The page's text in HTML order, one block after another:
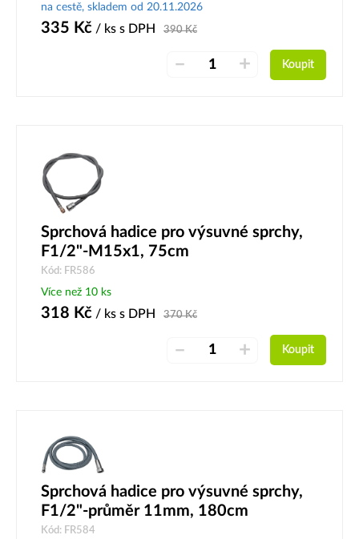
na cestě, skladem od 20.11.2026
335 Kč / ks s DPH 390Kč
– + Koupit
Sprchová hadice pro výsuvné sprchy,
F1/2"-M15x1, 75cm
Kód: FR586
Více než 10 ks
318 Kč / ks s DPH 370Kč
– + Koupit
Sprchová hadice pro výsuvné sprchy,
F1/2"-průměr 11mm, 180cm
Kód: FR584